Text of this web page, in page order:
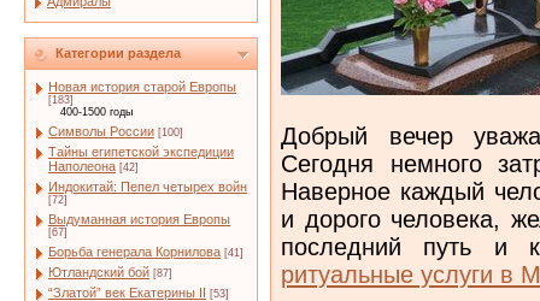
Категории раздела
Новая история старой Европы
[183]
400-1500 годы
Символы России [100]
Тайны египетской экспедиции
Наполеона [42]
Индокитай: Пепел четырех войн
[72]
Выдуманная история Европы
[67]
Борьба генерала Корнилова [41]
Ютландский бой [87]
“Златой” век Екатерины II [53]
Добрый вечер
Сегодня немного
Наверное каждый
и дорого человека,
последний путь и
ритуальные услуги в